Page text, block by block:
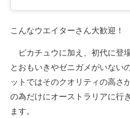
こんなウエイターさん大歓迎！
ピカチュウに加え、初代に登
とおもいきやゼニガメがいない
ットではそのクオリティの高さ
の為だけにオーストラリアに行
ます。